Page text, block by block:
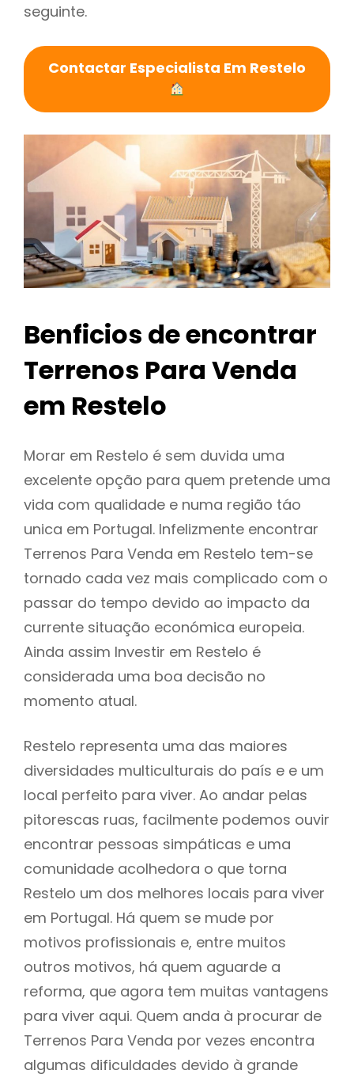
seguinte.
Contactar Especialista Em Restelo
Benficios de encontrar
Terrenos Para Venda
em Restelo
Morar em Restelo é sem duvida uma
excelente opção para quem pretende uma
vida com qualidade e numa região táo
unica em Portugal. Infelizmente encontrar
Terrenos Para Venda em Restelo tem-se
tornado cada vez mais complicado com o
passar do tempo devido ao impacto da
currente situação económica europeia.
Ainda assim Investir em Restelo é
considerada uma boa decisão no
momento atual.
Restelo representa uma das maiores
diversidades multiculturais do país e e um
local perfeito para viver. Ao andar pelas
pitorescas ruas, facilmente podemos ouvir
encontrar pessoas simpáticas e uma
comunidade acolhedora o que torna
Restelo um dos melhores locais para viver
em Portugal. Há quem se mude por
motivos profissionais e, entre muitos
outros motivos, há quem aguarde a
reforma, que agora tem muitas vantagens
para viver aqui. Quem anda à procurar de
Terrenos Para Venda por vezes encontra
algumas dificuldades devido à grande